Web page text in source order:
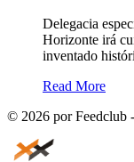
Delegacia
Horizonte irá
inventado
Read More
© 2026 por Feedclub